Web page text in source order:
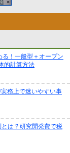
る！一般型＋オープン
的計算方法
務上で迷いやすい事
は？研究開発費で税